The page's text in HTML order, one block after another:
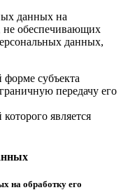
данных на
не обеспечивающих
данных,
форме субъекта
передачу его
является
на обработку его